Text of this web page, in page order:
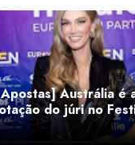
Austrália é
do júri no